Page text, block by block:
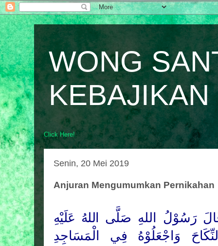
WONG
KEBAJIKAN
Click Here!
Senin, 20 Mei 2019
Anjuran Mengumumkan Pernikahan
رَسُوْلُ اللهِ صَلَّى اللهُ عَلَيْهِ
وَاجْعَلُوْهُ فِي الْمَسَاجِدِ